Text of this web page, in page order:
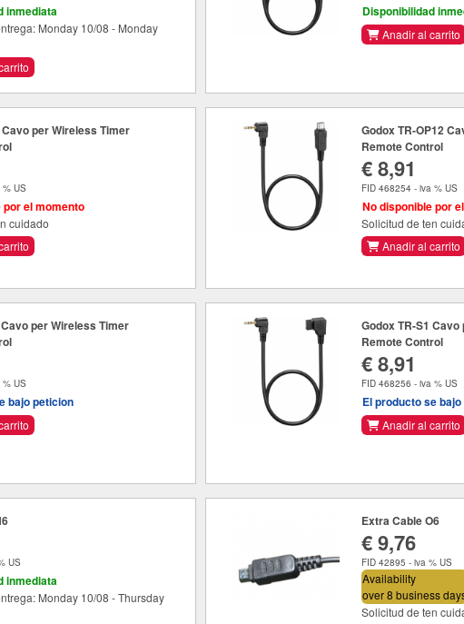
inmediata
Monday 10/08 - Monday
Disponibilidad
Anadir al carrito
per Wireless Timer
% US
por el momento
cuidado
Godox TR-OP12
Remote Control
€ 8,91
FID 468254 - iva % US
No disponible por
Solicitud de ten
Anadir al carrito
per Wireless Timer
% US
bajo peticion
Godox TR-S1
Remote Control
€ 8,91
FID 468256 - iva % US
El producto se
Anadir al carrito
US
inmediata
Monday 10/08 - Thursday
Extra Cable O6
€ 9,76
FID 42895 - iva % US
Availability
over 8 business
Solicitud de ten